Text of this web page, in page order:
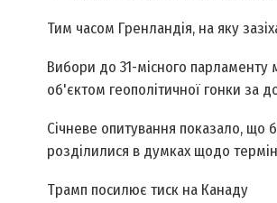
Тим часом Гренландія, на яку
Вибори до 31-місного парламенту
об'єктом геополітичної гонки за
Січневе опитування показало, що
розділилися в думках щодо
Трамп посилює тиск на Канаду